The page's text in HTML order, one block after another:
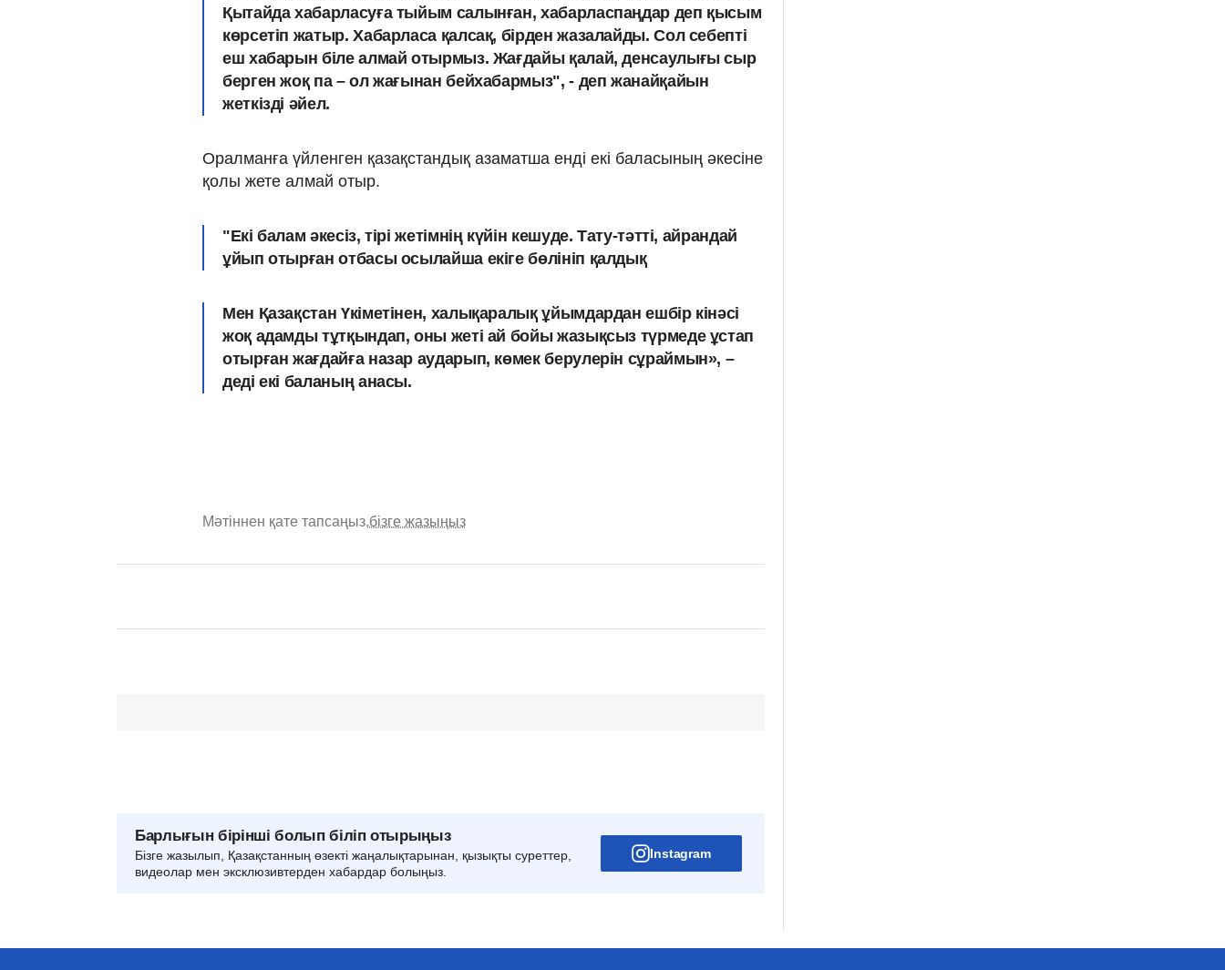
Қы­тайда хабарласуға ты­йым салынған, хабарласпаңдар деп қысым
көрсетіп жатыр. Хабарласа қалсақ, бірден жазалайды. Сол себепті
еш хабарын біле алмай отырмыз. Жағдайы қалай, денсаулығы сыр
берген жоқ па – ол жағынан бейхабармыз", - деп жанайқайын
жеткізді әйел.
Оралманға үйленген қазақстандық азаматша енді екі баласының әкесіне
қолы жете алмай отыр.
"Екі балам әкесіз, тірі жетімнің күйін кешуде. Тату-тәтті, айрандай
ұйып отырған отбасы осылайша екіге бөлініп қалдық
Мен Қазақстан Үкі­ме­тінен, халықаралық ұйым­дардан ешбір кінәсі
жоқ адамды тұтқындап, оны жеті ай бойы жазықсыз түрмеде ұстап
отырған жағдайға назар аударып, көмек берулерін сұ­раймын», –
деді екі баланың анасы.
Мәтіннен қате тапсаңыз,бізге жазыңыз
Барлығын бірінші болып біліп отырыңыз
Бізге жазылып, Қазақстанның өзекті жаңалықтарынан, қызықты суреттер,
видеолар мен эксклюзивтерден хабардар болыңыз.
Instagram